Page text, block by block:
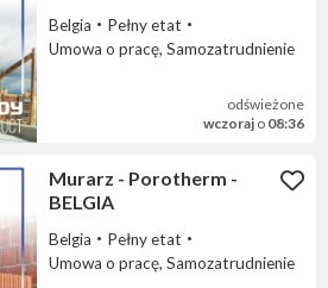
BELGIA
Belgia
Pełny etat
Umowa o pracę, Samozatrudnienie
odświeżone
wczoraj o 08:36
Murarz - Porotherm -
BELGIA
Belgia
Pełny etat
Umowa o pracę, Samozatrudnienie